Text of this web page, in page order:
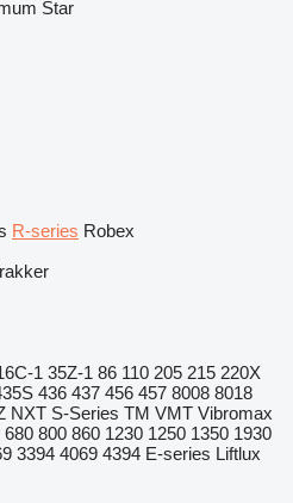
Star
R-series Robex
1 35Z-1 86 110 205 215 220X
436 437 456 457 8008 8018
NXT S-Series TM VMT Vibromax
680 800 860 1230 1250 1350 1930
3394 4069 4394 E-series Liftlux